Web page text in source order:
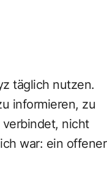
täglich nutzen.
informieren, zu
nicht
war: ein offener